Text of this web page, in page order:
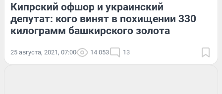
Кипрский офшор и украинский
депутат: кого винят в похищении 330
килограмм башкирского золота
25 августа, 2021, 07:00 14 053 13